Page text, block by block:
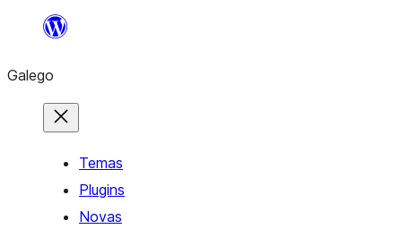
Saltar
contido
Galego
Temas
Plugins
Novas